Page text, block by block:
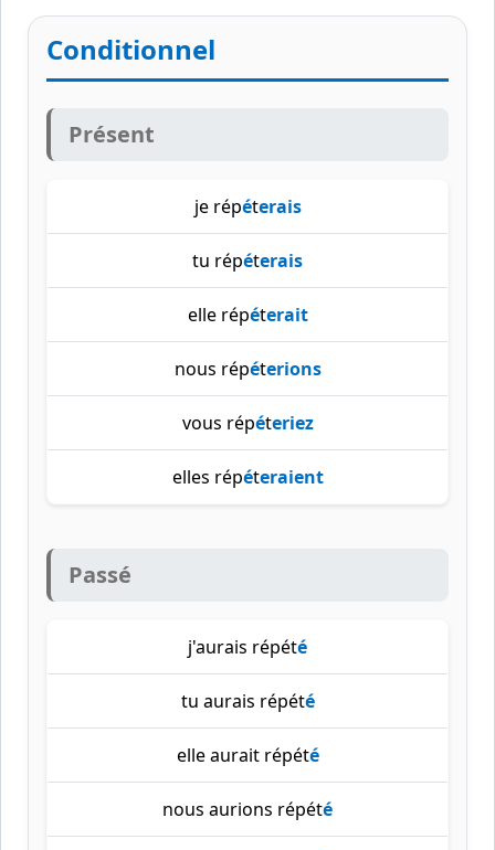
Conditionnel
Présent
je répéterais
tu répéterais
elle répéterait
nous répéterions
vous répéteriez
elles répéteraient
Passé
j'aurais répété
tu aurais répété
elle aurait répété
nous aurions répété